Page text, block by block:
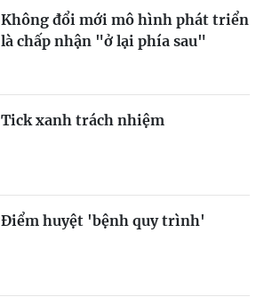
Không đổi mới mô hình phát triển
là chấp nhận "ở lại phía sau"
Tick xanh trách nhiệm
Điểm huyệt 'bệnh quy trình'